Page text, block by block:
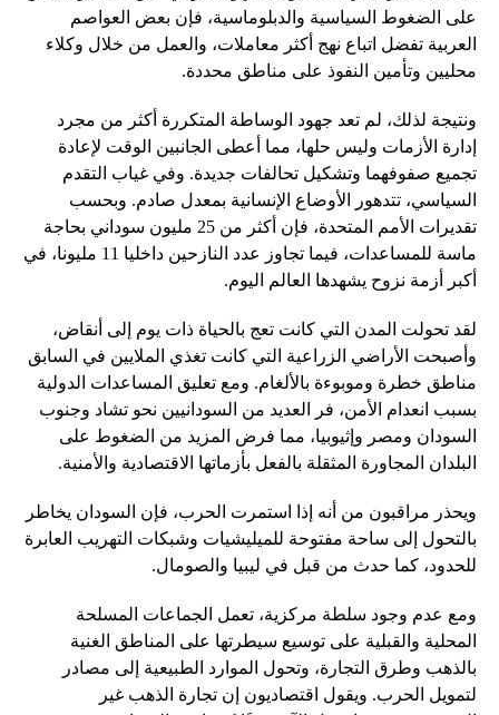
على الضغوط السياسية والدبلوماسية، فإن بعض العواصم
العربية تفضل اتباع نهج أكثر معاملات، والعمل من خلال وكلاء
محليين وتأمين النفوذ على مناطق محددة.
ونتيجة لذلك، لم تعد جهود الوساطة المتكررة أكثر من مجرد
إدارة الأزمات وليس حلها، مما أعطى الجانبين الوقت لإعادة
تجميع صفوفهما وتشكيل تحالفات جديدة. وفي غياب التقدم
السياسي، تتدهور الأوضاع الإنسانية بمعدل صادم. وبحسب
تقديرات الأمم المتحدة، فإن أكثر من 25 مليون سوداني بحاجة
ماسة للمساعدات، فيما تجاوز عدد النازحين داخليا 11 مليونا، في
أكبر أزمة نزوح يشهدها العالم اليوم.
لقد تحولت المدن التي كانت تعج بالحياة ذات يوم إلى أنقاض،
وأصبحت الأراضي الزراعية التي كانت تغذي الملايين في السابق
مناطق خطرة وموبوءة بالألغام. ومع تعليق المساعدات الدولية
بسبب انعدام الأمن، فر العديد من السودانيين نحو تشاد وجنوب
السودان ومصر وإثيوبيا، مما فرض المزيد من الضغوط على
البلدان المجاورة المثقلة بالفعل بأزماتها الاقتصادية والأمنية.
ويحذر مراقبون من أنه إذا استمرت الحرب، فإن السودان يخاطر
بالتحول إلى ساحة مفتوحة للميليشيات وشبكات التهريب العابرة
للحدود، كما حدث من قبل في ليبيا والصومال.
ومع عدم وجود سلطة مركزية، تعمل الجماعات المسلحة
المحلية والقبلية على توسيع سيطرتها على المناطق الغنية
بالذهب وطرق التجارة، وتحول الموارد الطبيعية إلى مصادر
لتمويل الحرب. ويقول اقتصاديون إن تجارة الذهب غير